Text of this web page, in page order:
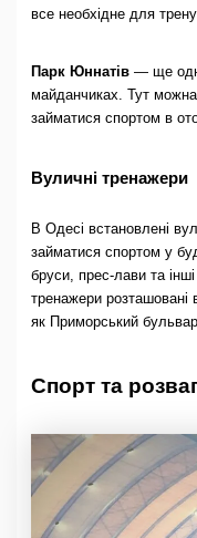
все необхідне для
Парк Юннатів— ще
майданчиках. Тут
займатися спортом в
Вуличні тренажери
В Одесі встановлені
займатися спортом у
бруси, прес-лави та
тренажери розташовані
як Приморський
Спорт та